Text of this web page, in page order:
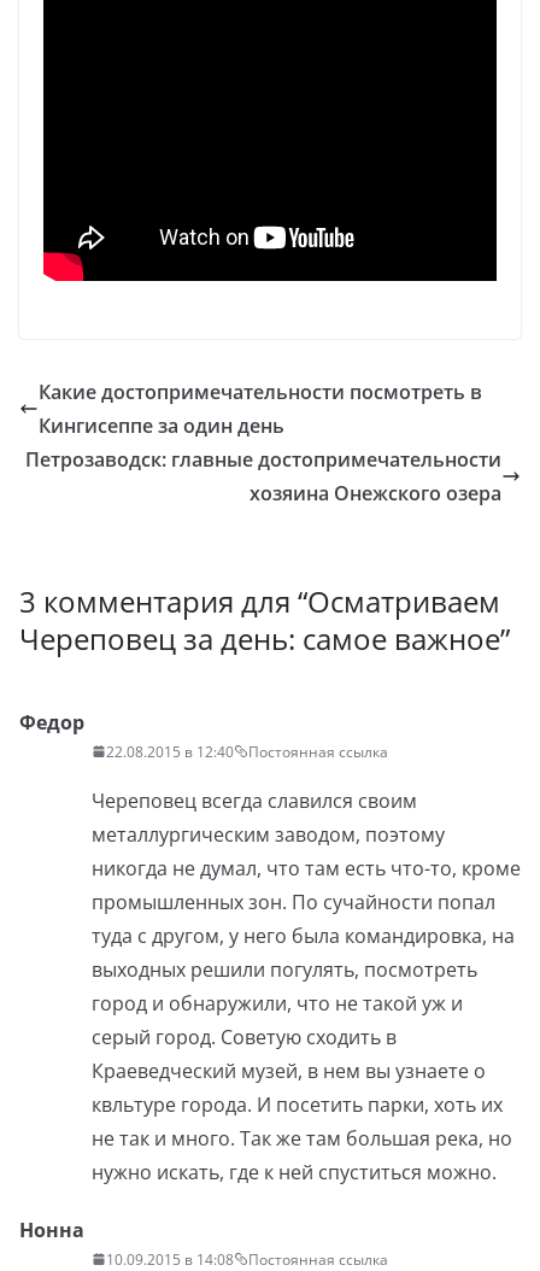
Какие достопримечательности посмотреть в
Кингисеппе за один день
Петрозаводск: главные достопримечательности
хозяина Онежского озера
3 комментария для “Осматриваем
Череповец за день: самое важное”
Федор
22.08.2015 в 12:40 Постоянная ссылка
Череповец всегда славился своим
металлургическим заводом, поэтому
никогда не думал, что там есть что-то, кроме
промышленных зон. По сучайности попал
туда с другом, у него была командировка, на
выходных решили погулять, посмотреть
город и обнаружили, что не такой уж и
серый город. Советую сходить в
Краеведческий музей, в нем вы узнаете о
квльтуре города. И посетить парки, хоть их
не так и много. Так же там большая река, но
нужно искать, где к ней спуститься можно.
Нонна
10.09.2015 в 14:08 Постоянная ссылка